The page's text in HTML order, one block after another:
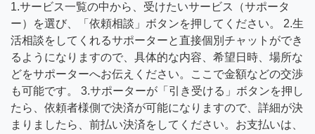
1.サービス一覧の中から、受けたいサービス（サポータ
ー）を選び、「依頼相談」ボタンを押してください。 2.生
活相談をしてくれるサポーターと直接個別チャットができ
るようになりますので、具体的な内容、希望日時、場所な
どをサポーターへお伝えください。ここで金額などの交渉
も可能です。 3.サポーターが「引き受ける」ボタンを押し
たら、依頼者様側で決済が可能になりますので、詳細が決
まりましたら、前払い決済をしてください。お支払いは、